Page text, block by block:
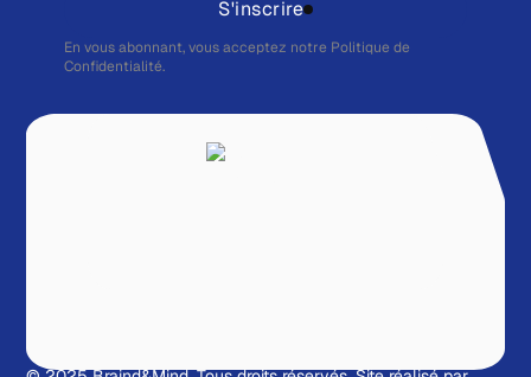
S'inscrire
En vous abonnant, vous acceptez notre Politique de
Confidentialité.